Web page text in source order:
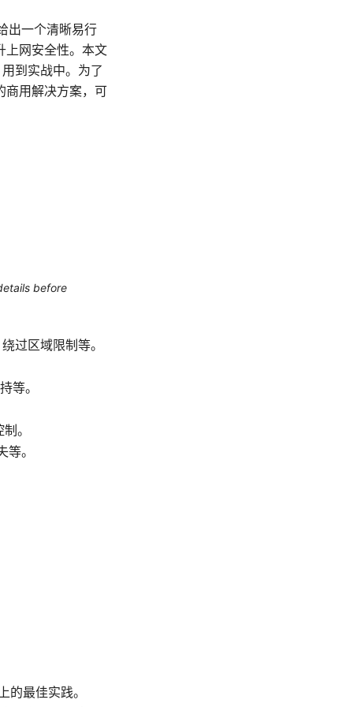
出一个清晰易行
上网安全性。本文
到实战中。为了
商用解决方案，可
before
过区域限制等。
等。
。
。
最佳实践。